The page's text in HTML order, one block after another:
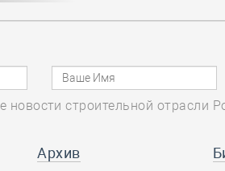
строительной отрасли
Архив